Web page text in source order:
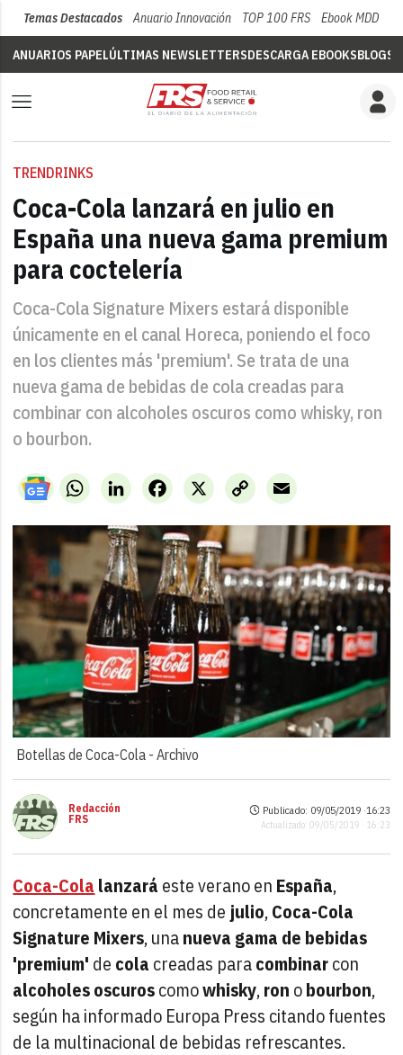
Temas Destacados Anuario Innovación TOP 100 FRS Ebook MDD
ANUARIOS PAPELÚLTIMAS NEWSLETTERSDESCARGA EBOOKSBLOGS
TRENDRINKS
Coca-Cola lanzará en julio en
España una nueva gama premium
para coctelería
Coca-Cola Signature Mixers estará disponible
únicamente en el canal Horeca, poniendo el foco
en los clientes más 'premium'. Se trata de una
nueva gama de bebidas de cola creadas para
combinar con alcoholes oscuros como whisky, ron
o bourbon.
WhatsAppLinkedIn X
Facebook
Copy
Link
Email
Botellas de Coca-Cola -Archivo
Redacción
FRS
Publicado: 09/05/2019 ·16:23
Actualizado: 09/05/2019 · 16:23
Coca-Cola lanzará este verano en España,
concretamente en el mes de julio,Coca-Cola
Signature Mixers, unanueva gama de bebidas
'premium' de cola creadas paracombinarcon
alcoholes oscuroscomowhisky,ron obourbon,
según ha informado Europa Press citando fuentes
de la multinacional de bebidas refrescantes.